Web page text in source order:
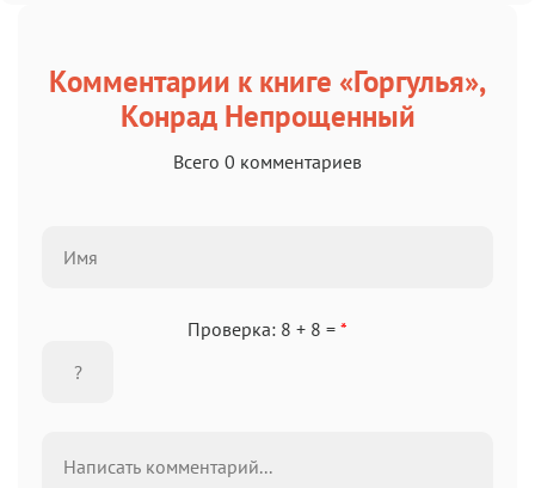
Комментарии к книге «Горгулья»,
Конрад Непрощенный
Всего 0 комментариев
Проверка: 8 + 8 = *